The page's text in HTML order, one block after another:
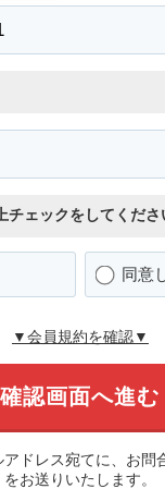
チェックをしてくださ
同意
▼会員規約を確認▼
ドレス宛てに、お問
をお送りいたします。